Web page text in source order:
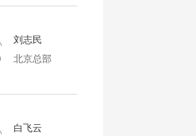
刘志民
北京总部
白飞云